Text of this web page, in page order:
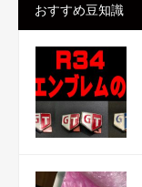
おすすめ豆知識